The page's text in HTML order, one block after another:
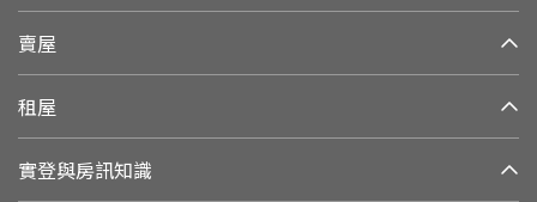
賣屋
租屋
實登與房訊知識